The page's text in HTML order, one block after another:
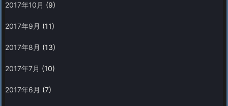
2017年10月 (9)
2017年9月 (11)
2017年8月 (13)
2017年7月 (10)
2017年6月 (7)